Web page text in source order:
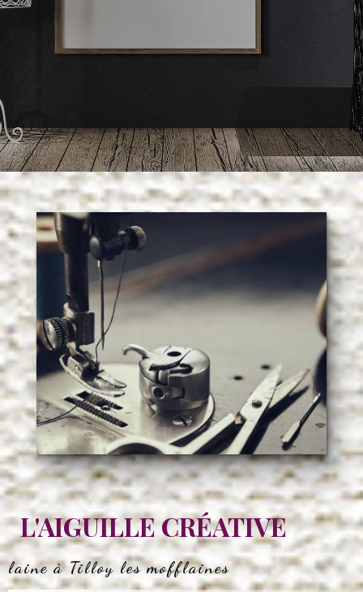
L'AIGUILLE CRÉATIVE
laine à Tilloy les mofflaines